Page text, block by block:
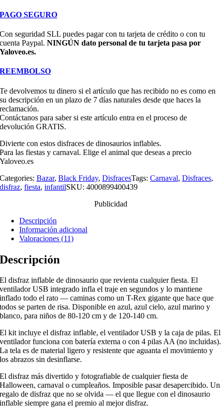
PAGO SEGURO
Con seguridad SLL puedes pagar con tu tarjeta de crédito o con tu
cuenta Paypal.NINGÚN dato personal de tu tarjeta pasa por
Yaloveo.es.
REEMBOLSO
Te devolvemos tu dinero si el artículo que has recibido no es como en
su descripción en un plazo de 7 días naturales desde que haces la
reclamación.
Contáctanos para saber si este artículo entra en el proceso de
devolución GRATIS.
Divierte con estos disfraces de dinosaurios inflables.
Para las fiestas y carnaval. Elige el animal que deseas a precio
Yaloveo.es
Categories:Bazar,Black Friday,DisfracesTags:Carnaval,Disfraces,
disfraz,fiesta,infantilSKU:4000899400439
Publicidad
Descripción
Información adicional
Valoraciones (11)
Descripción
El disfraz inflable de dinosaurio que revienta cualquier fiesta. El
ventilador USB integrado infla el traje en segundos y lo mantiene
inflado todo el rato — caminas como un T-Rex gigante que hace que
todos se parten de risa. Disponible en azul, azul cielo, azul marino y
blanco, para niños de 80-120 cm y de 120-140 cm.
El kit incluye el disfraz inflable, el ventilador USB y la caja de pilas. El
ventilador funciona con batería externa o con 4 pilas AA (no incluidas).
La tela es de material ligero y resistente que aguanta el movimiento y
los abrazos sin desinflarse.
El disfraz más divertido y fotografiable de cualquier fiesta de
Halloween, carnaval o cumpleaños. Imposible pasar desapercibido. Un
regalo de disfraz que no se olvida — el que llegue con el dinosaurio
inflable siempre gana el premio al mejor disfraz.